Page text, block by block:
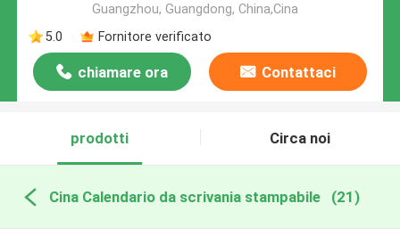
Guangzhou, Guangdong, China,Cina
5.0
Fornitore verificato
chiamare ora Contattaci
prodotti Circa noi
Cina Calendario da scrivania stampabile (21)